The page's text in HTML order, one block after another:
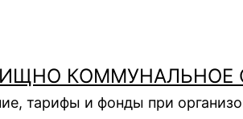
КОММУНАЛЬНОЕ
тарифы и фонды при